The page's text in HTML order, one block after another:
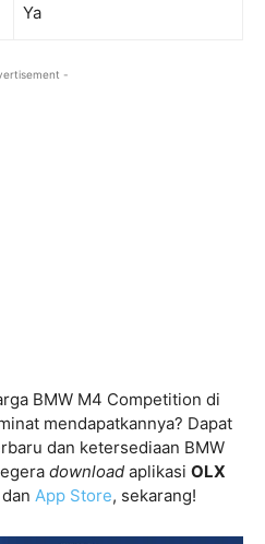
Ya
-
BMW M4 Competition di
mendapatkannya? Dapat
dan ketersediaan BMW
download aplikasi OLX
dan App Store, sekarang!